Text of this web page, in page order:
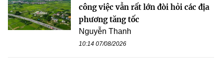
công việc vẫn rất lớn đòi hỏi các địa
phương tăng tốc
Nguyễn Thanh
10:14 07/08/2026